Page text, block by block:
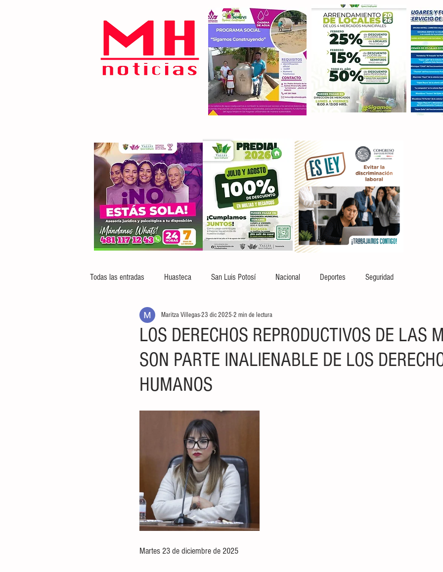
Todas las entradas Huasteca San Luis Potosí Nacional Deportes Seguridad
LOS DERECHOS REPRODUCTIVOS DE LAS
SON PARTE INALIENABLE DE LOS
HUMANOS
Maritza Villegas23 dic 2025 2 min de lectura
Martes 23 de diciembre de 2025